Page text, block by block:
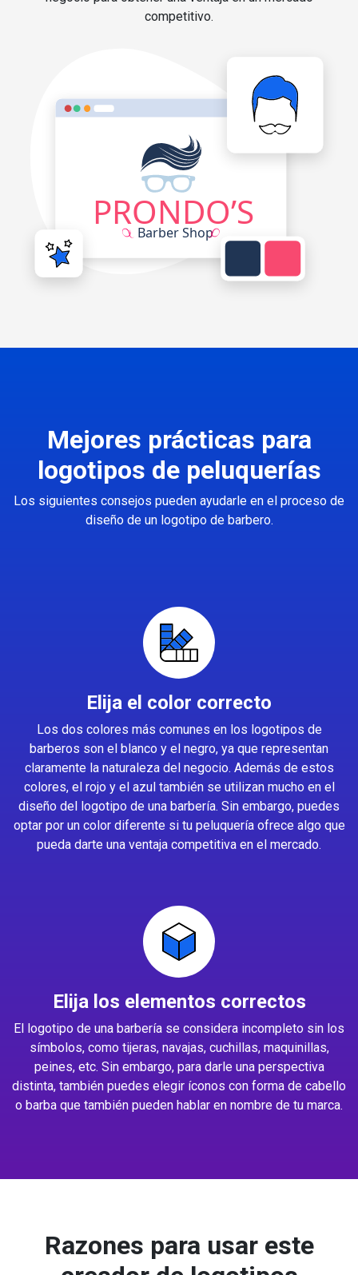
competitivo.
Mejores prácticas para
logotipos de peluquerías
Los siguientes consejos pueden ayudarle en el proceso de
diseño de un logotipo de barbero.
Elija el color correcto
Los dos colores más comunes en los logotipos de
barberos son el blanco y el negro, ya que representan
claramente la naturaleza del negocio. Además de estos
colores, el rojo y el azul también se utilizan mucho en el
diseño del logotipo de una barbería. Sin embargo, puedes
optar por un color diferente si tu peluquería ofrece algo que
pueda darte una ventaja competitiva en el mercado.
Elija los elementos correctos
El logotipo de una barbería se considera incompleto sin los
símbolos, como tijeras, navajas, cuchillas, maquinillas,
peines, etc. Sin embargo, para darle una perspectiva
distinta, también puedes elegir íconos con forma de cabello
o barba que también pueden hablar en nombre de tu marca.
Razones para usar este